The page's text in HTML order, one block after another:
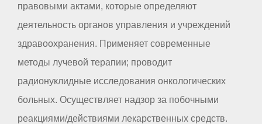
правовыми актами, которые определяют
деятельность органов управления и учреждений
здравоохранения. Применяет современные
методы лучевой терапии; проводит
радионуклидные исследования онкологических
больных. Осуществляет надзор за побочными
реакциями/действиями лекарственных средств.